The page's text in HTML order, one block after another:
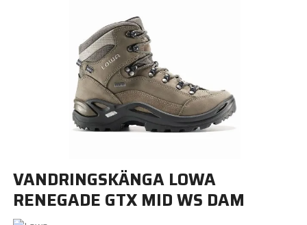
VANDRINGSKÄNGA LOWA
RENEGADE GTX MID WS DAM